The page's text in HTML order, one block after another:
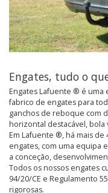
Engates, tudo o
Engates Lafuente ® é
fabrico de engates para
ganchos de reboque com
horizontal destacável, bola
Em Lafuente ®, há mais
engates, com uma equipa
a conceção,
Todos os nossos engates
94/20/CE e Regulamento
rigorosas.